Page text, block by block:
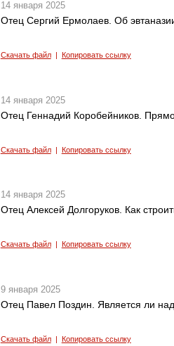
14 января 2025
Отец Сергий Ермолаев. Об
Скачать файл| Копировать ссылку
14 января 2025
Отец Геннадий Коробейников.
Скачать файл| Копировать ссылку
14 января 2025
Отец Алексей Долгоруков. Как
Скачать файл| Копировать ссылку
9 января 2025
Отец Павел Поздин. Является ли
Скачать файл| Копировать ссылку